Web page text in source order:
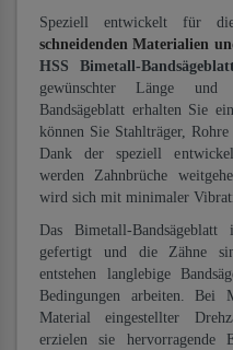
Speziell entwickelt für
schneidenden Materialien
HSS Bimetall-
gewünschter Länge und
Bandsägeblatt erhalten Sie
können Sie Stahlträger,
Dank der speziell
werden Zahnbrüche
wird sich mit minimaler
Das Bimetall-Bandsägeblatt
gefertigt und die Zähne
entstehen langlebige
Bedingungen arbeiten. Bei
Material eingestellter
erzielen sie hervorragende